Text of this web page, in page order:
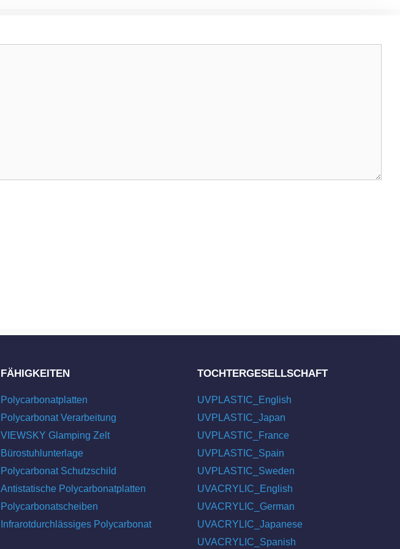
FÄHIGKEITEN
Polycarbonatplatten
Polycarbonat Verarbeitung
VIEWSKY Glamping Zelt
Bürostuhlunterlage
Polycarbonat Schutzschild
Antistatische Polycarbonatplatten
Polycarbonatscheiben
Infrarotdurchlässiges Polycarbonat
TOCHTERGESELLSCHAFT
UVPLASTIC_English
UVPLASTIC_Japan
UVPLASTIC_France
UVPLASTIC_Spain
UVPLASTIC_Sweden
UVACRYLIC_English
UVACRYLIC_German
UVACRYLIC_Japanese
UVACRYLIC_Spanish